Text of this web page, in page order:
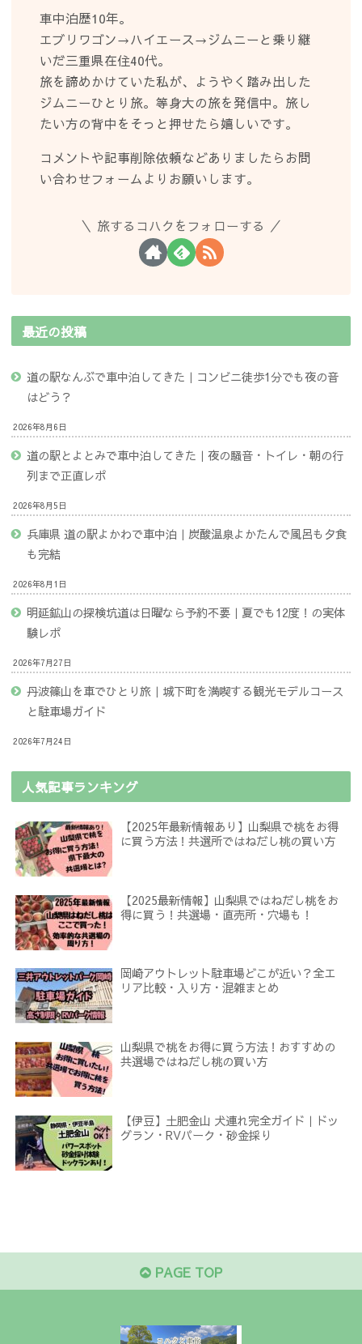
車中泊歴10年。
エブリワゴン→ハイエース→ジムニーと乗り継
いだ三重県在住40代。
旅を諦めかけていた私が、ようやく踏み出した
ジムニーひとり旅。等身大の旅を発信中。旅し
たい方の背中をそっと押せたら嬉しいです。
コメントや記事削除依頼などありましたらお問
い合わせフォームよりお願いします。
旅するコハクをフォローする
最近の投稿
道の駅なんぶで車中泊してきた｜コンビニ徒歩1分でも夜の音
はどう？
2026年8月6日
道の駅とよとみで車中泊してきた｜夜の騒音・トイレ・朝の行
列まで正直レポ
2026年8月5日
兵庫県 道の駅よかわで車中泊｜炭酸温泉よかたんで風呂も夕食
も完結
2026年8月1日
明延鉱山の探検坑道は日曜なら予約不要｜夏でも12度！の実体
験レポ
2026年7月27日
丹波篠山を車でひとり旅｜城下町を満喫する観光モデルコース
と駐車場ガイド
2026年7月24日
人気記事ランキング
【2025年最新情報あり】山梨県で桃をお得
に買う方法！共選所ではねだし桃の買い方
【2025最新情報】山梨県ではねだし桃をお
得に買う！共選場・直売所・穴場も！
岡崎アウトレット駐車場どこが近い？全エ
リア比較・入り方・混雑まとめ
山梨県で桃をお得に買う方法！おすすめの
共選場ではねだし桃の買い方
【伊豆】土肥金山 犬連れ完全ガイド｜ドッ
グラン・RVパーク・砂金採り
PAGE TOP